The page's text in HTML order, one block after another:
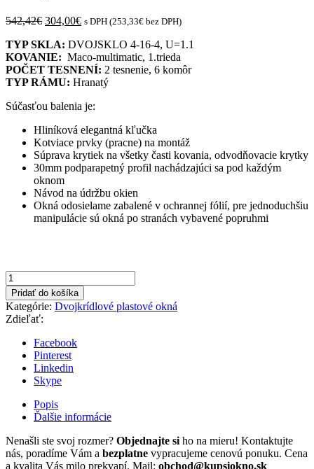
542,42€ Original
was:
542,42€.
304,00€Current
is:
304,00€.
s DPH (253,33€ bez DPH)
TYP SKLA: DVOJSKLO 4-16-4, U=1.1
KOVANIE: Maco-multimatic, 1.trieda
POČET TESNENÍ: 2 tesnenie, 6 komôr
TYP RÁMU: Hranatý
Súčasťou balenia je:
Hliníková elegantná kľučka
Kotviace prvky (pracne) na montáž
Súprava krytiek na všetky časti kovania, odvodňovacie krytky
30mm podparapetný profil nachádzajúci sa pod každým
oknom
Návod na údržbu okien
Okná odosielame zabalené v ochrannej fólií, pre jednoduchšiu
manipulácie sú okná po stranách vybavené popruhmi
množstvo
1800x1000mm
Zlatý
dub/biela
farba
dvojkrídlové
otváravo-
sklopné/
otváravé
Pridať do košíka
Kategórie: Dvojkrídlové plastové okná
Zdieľať:
Facebook
Pinterest
Linkedin
Skype
Popis
Ďalšie informácie
Nenašli ste svoj rozmer? Objednajte si ho na mieru! Kontaktujte
nás, poradíme Vám a bezplatne vypracujeme cenovú ponuku. Cena
a kvalita Vás milo prekvapí. Mail: obchod@kupsiokno.sk